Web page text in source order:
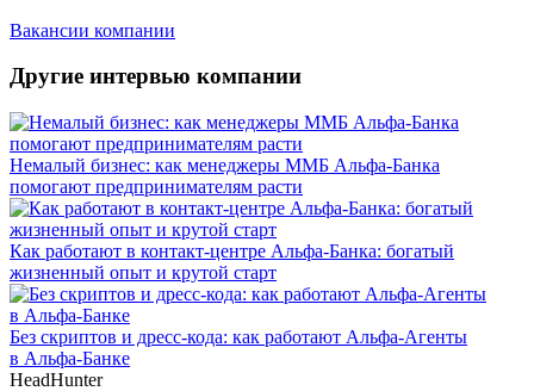
Вакансии компании
Другие интервью компании
Немалый бизнес: как менеджеры ММБ Альфа-Банка
помогают предпринимателям расти
Как работают в контакт-центре Альфа-Банка: богатый
жизненный опыт и крутой старт
Без скриптов и дресс-кода: как работают Альфа-Агенты
в Альфа-Банке
HeadHunter